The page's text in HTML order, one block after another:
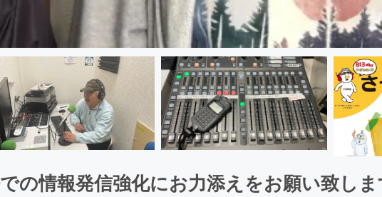
の情報発信強化にお力添えをお願い致しま